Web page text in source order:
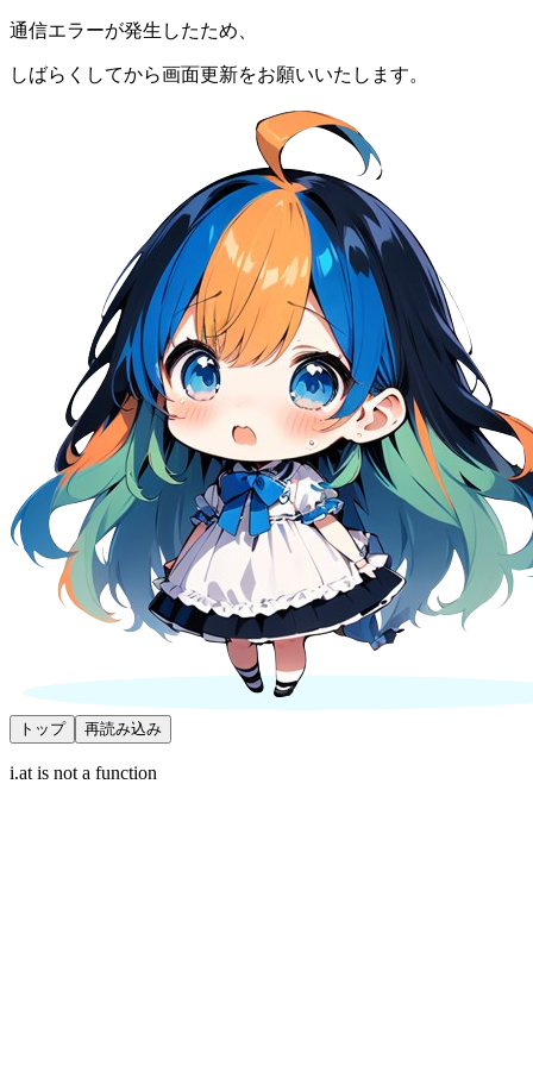
通信エラーが発生したため、
しばらくしてから画面更新をお願いいたします。
トップ 再読み込み
i.at is not a function